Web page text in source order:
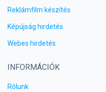
Reklámfilm készítés
Képújság hirdetés
Webes hirdetés
INFORMÁCIÓK
Rólunk